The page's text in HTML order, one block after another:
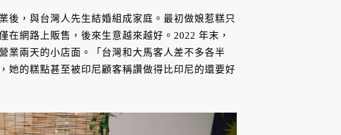
後，與台灣人先生結婚組成家庭。最初做娘惹糕只
在網路上販售，後來生意越來越好。2022 年末，
業兩天的小店面。「台灣和大馬客人差不多各半
她的糕點甚至被印尼顧客稱讚做得比印尼的還要好